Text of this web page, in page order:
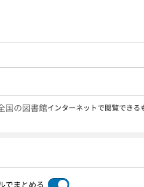
国の図書館インターネットで閲覧できる
でまとめる